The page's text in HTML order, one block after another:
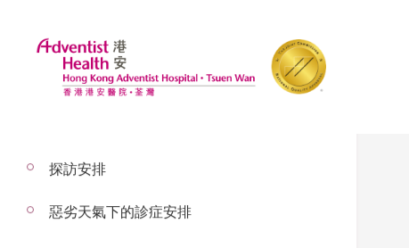
推廣
探訪安排
惡劣天氣下的診症安排